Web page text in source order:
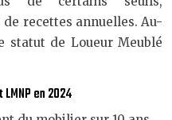
recettes annuelles. Au-
statut de Loueur Meublé
en 2024